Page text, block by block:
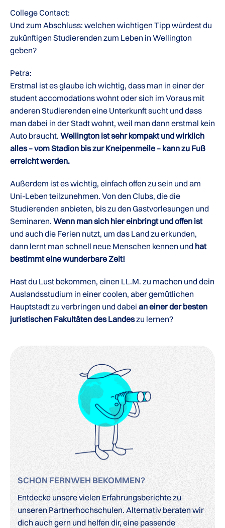
College Contact:
Und zum Abschluss: welchen wichtigen Tipp würdest du
zukünftigen Studierenden zum Leben in Wellington
geben?
Petra:
Erstmal ist es glaube ich wichtig, dass man in einer der
student accomodations wohnt oder sich im Voraus mit
anderen Studierenden eine Unterkunft sucht und dass
man dabei in der Stadt wohnt, weil man dann erstmal kein
Auto braucht. Wellington ist sehr kompakt und wirklich
alles – vom Stadion bis zur Kneipenmeile – kann zu Fuß
erreicht werden.
Außerdem ist es wichtig, einfach offen zu sein und am
Uni-Leben teilzunehmen. Von den Clubs, die die
Studierenden anbieten, bis zu den Gastvorlesungen und
Seminaren. Wenn man sich hier einbringt und offen ist
und auch die Ferien nutzt, um das Land zu erkunden,
dann lernt man schnell neue Menschen kennen und hat
bestimmt eine wunderbare Zeit!
Hast du Lust bekommen, einen LL.M. zu machen und dein
Auslandsstudium in einer coolen, aber gemütlichen
Hauptstadt zu verbringen und dabei an einer der besten
juristischen Fakultäten des Landeszu lernen?
SCHON FERNWEH BEKOMMEN?
Entdecke unsere vielen Erfahrungsberichte zu
unseren Partnerhochschulen. Alternativ beraten wir
dich auch gern und helfen dir, eine passende